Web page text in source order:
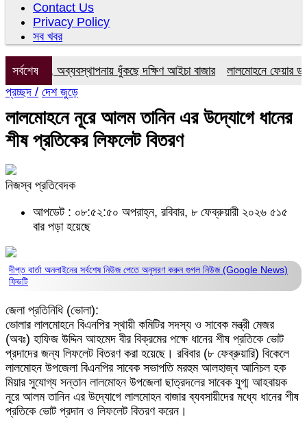
Contact Us
Privacy Policy
সব খবর
সর্বশেষঅব্যবস্থাপনায় ধুঁকছে দক্ষিণ আইচা বাজার
লালমোহনে ফেয়ার
প্রচ্ছদ / দেশ জুড়ে
লালমোহনে নূরে আলম তানিন এর উদ্যোগে ধানের
শীষ প্রতিকের লিফলেট বিতরণ
নিজস্ব প্রতিবেদক
আপডেট : ০৮:৫২:৫০ অপরাহ্ন, রবিবার, ৮ ফেব্রুয়ারী ২০২৬ ৫১৫
বার পড়া হয়েছে
দীপ্ত বার্তা অনলাইনের সর্বশেষ নিউজ পেতে অনুসরণ করুনগুগল নিউজ (Google News)
ফিডটি
জেলা প্রতিনিধি (ভোলা):
ভোলার লালমোহনে বিএনপির স্থায়ী কমিটির সদস্য ও সাবেক মন্ত্রী মেজর
(অবঃ) হাফিজ উদ্দিন আহমেদ বীর বিক্রমের পক্ষে ধানের শীষ প্রতিকে ভোট
প্রদাদের জন্য লিফলেট বিতরণ করা হয়েছে। রবিবার (৮ ফেব্রুয়ারি) বিকেলে
লালমোহন উপজেলা বিএনপির সাবেক সভাপতি মরহুম আলহাজ্ব আনিচল হক
মিয়ার সুযোগ্য সন্তান লালমোহন উপজেলা ছাত্রদলের সাবেক যুগ্ম আহবায়ক
নূরে আলম তানিন এর উদ্যোগে লালমোহন বাজার ব্যবসায়ীদের মধ্যে ধানের শীষ
প্রতিকে ভোট প্রদান ও লিফলেট বিতরণ করেন।